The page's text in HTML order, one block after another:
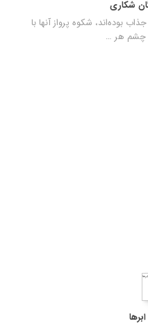
شکاری
بوده‌اند، شکوه پرواز آنها با
چشم هر …